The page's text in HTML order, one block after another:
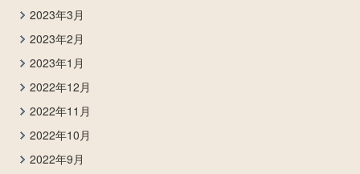
2023年3月
2023年2月
2023年1月
2022年12月
2022年11月
2022年10月
2022年9月